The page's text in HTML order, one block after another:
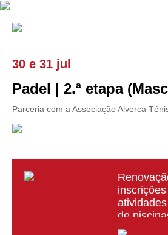
30 e 31 jul
Padel | 2.ª etapa
Parceria com a Associação Alverca
de